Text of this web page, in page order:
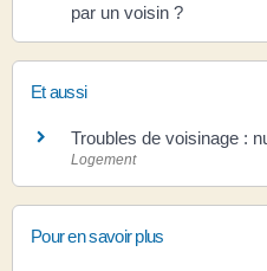
par un voisin ?
Et aussi
Troubles de voisinage :
Logement
Pour en savoir plus